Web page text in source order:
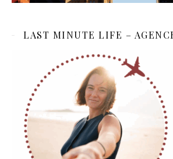
LAST MINUTE LIFE –